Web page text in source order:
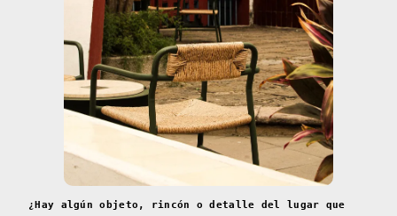
¿Hay algún objeto, rincón o detalle del lugar que